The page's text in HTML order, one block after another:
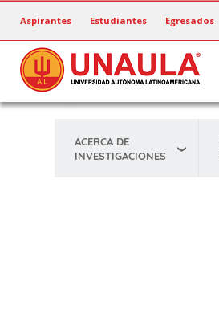
contenido
principal
Aspirantes Estudiantes Egresados
ACERCA DE
INVESTIGACIONES